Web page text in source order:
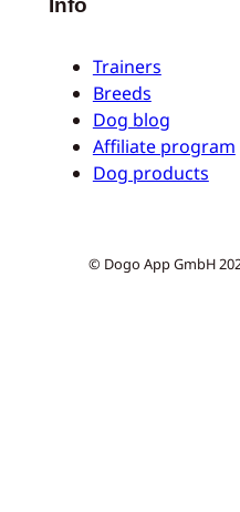
Info
Trainers
Breeds
Dog blog
Affiliate program
Dog products
© Dogo App GmbH